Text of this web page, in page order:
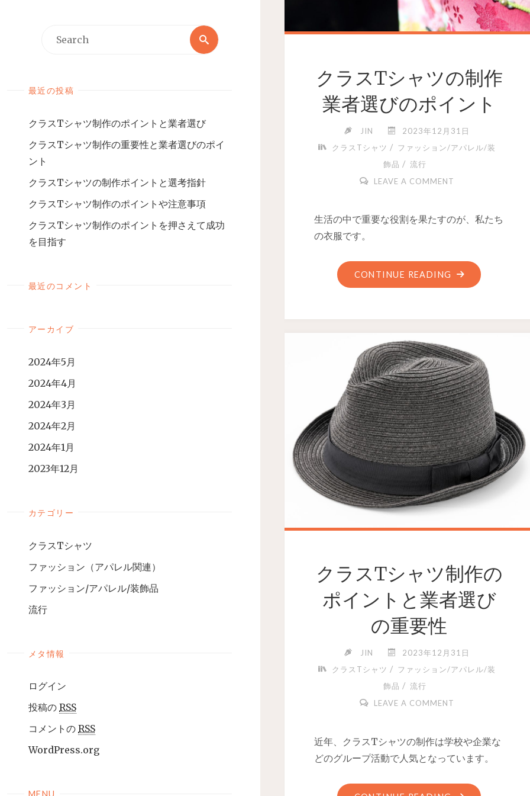
最近の投稿
クラスTシャツ制作のポイントと業者選び
クラスTシャツ制作の重要性と業者選びのポイ
ント
クラスTシャツの制作ポイントと選考指針
クラスTシャツ制作のポイントや注意事項
クラスTシャツ制作のポイントを押さえて成功
を目指す
最近のコメント
アーカイブ
2024年5月
2024年4月
2024年3月
2024年2月
2024年1月
2023年12月
カテゴリー
クラスTシャツ
ファッション（アパレル関連）
ファッション/アパレル/装飾品
流行
メタ情報
ログイン
投稿の RSS
コメントの RSS
WordPress.org
クラスTシャツの制作
業者選びのポイント
JIN
2023年12月31日
クラスTシャツ / ファッション/アパレル/装
飾品 / 流行
LEAVE A COMMENT
生活の中で重要な役割を果たすのが、私たち
の衣服です。
CONTINUE READING
クラスTシャツ制作の
ポイントと業者選び
の重要性
JIN
2023年12月31日
クラスTシャツ / ファッション/アパレル/装
飾品 / 流行
LEAVE A COMMENT
近年、クラスTシャツの制作は学校や企業な
どのグループ活動で人気となっています。